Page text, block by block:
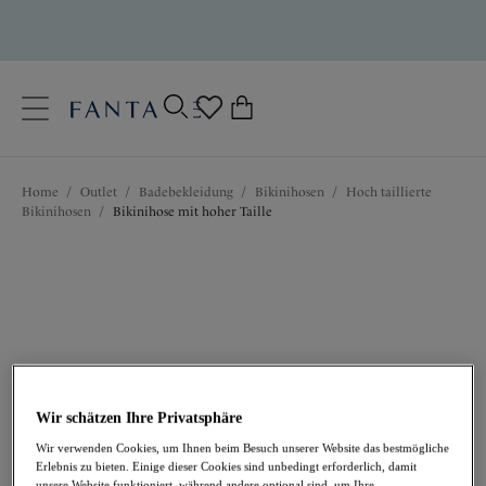
Sprache
Home / Outlet / Badebekleidung / Bikinihosen /
Hoch taillierte
Bikinihosen / Bikinihose mit hoher Taille
27,96 € war 39,95 €
Wir schätzen Ihre Privatsphäre
Wir verwenden Cookies, um Ihnen beim Besuch unserer Website das bestmögliche
Erlebnis zu bieten. Einige dieser Cookies sind unbedingt erforderlich, damit